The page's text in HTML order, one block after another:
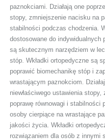
paznokciami. Działają one
stopy, zmniejszenie nacisku na
stabilności podczas chodzenia.
dostosowane do indywidualnych
są skutecznym narzędziem w
stóp. Wkładki ortopedyczne są
poprawić biomechanikę stóp i
wrastającym paznokciom.
niewłaściwego ustawienia
poprawę równowagi i stabilności
osoby cierpiące na wrastające
jakości życia. Wkładki
rozwiązaniem dla osób z innymi